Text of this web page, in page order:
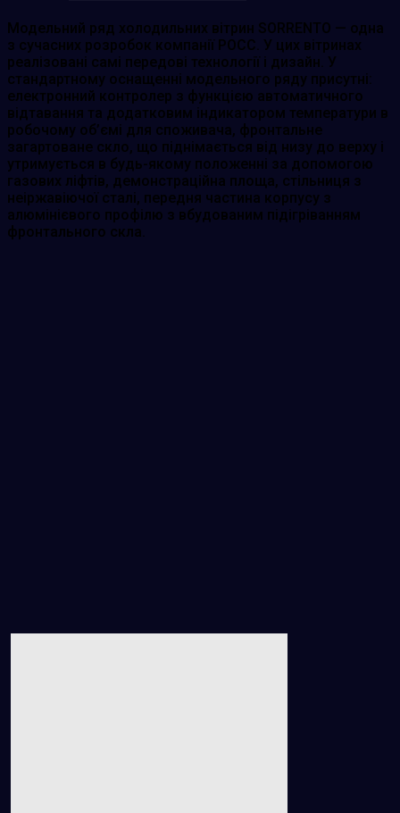
Модельний ряд холодильних вітрин SORRENTO — одна
з сучасних розробок компанії РОСС. У цих вітринах
реалізовані самі передові технології і дизайн. У
стандартному оснащенні модельного ряду присутні:
електронний контролер з функцією автоматичного
відтавання та додатковим індикатором температури в
робочому об’ємі для споживача, фронтальне
загартоване скло, що піднімається від низу до верху і
утримується в будь-якому положенні за допомогою
газових ліфтів, демонстраційна площа, стільниця з
неіржавіючої сталі, передня частина корпусу з
алюмінієвого профілю з вбудованим підігріванням
фронтального скла.